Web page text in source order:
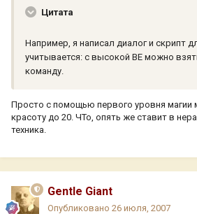
Цитата
Например, я написал диалог и скрипт
учитывается: с высокой BE можно
команду.
Просто с помощью первого уровня магии
красоту до 20. ЧТо, опять же ставит в
техника.
Gentle Giant
Опубликовано 26 июля, 2007